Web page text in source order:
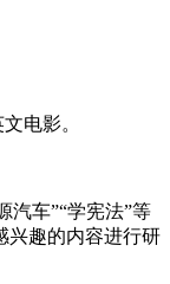
电影。
车”“学宪法”等
兴趣的内容进行研